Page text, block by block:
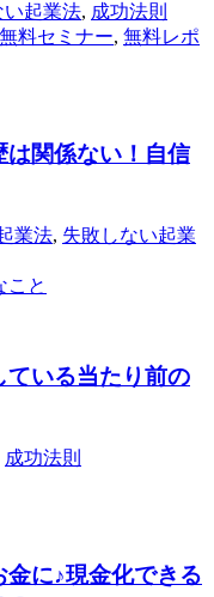
い起業法, 成功法則
無料セミナー, 無料レポ
は関係ない！自信
業法, 失敗しない起業
こと
ている当たり前の
成功法則
金に♪現金化できる